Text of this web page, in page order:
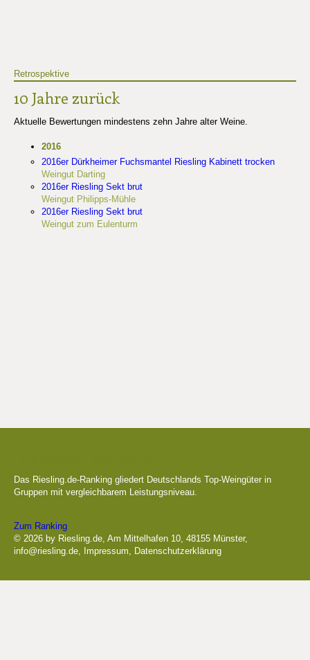
Retrospektive
10 Jahre zurück
Aktuelle Bewertungen mindestens zehn Jahre alter Weine.
2016
2016er Dürkheimer Fuchsmantel Riesling Kabinett trocken
Weingut Darting
2016er Riesling Sekt brut
Weingut Philipps-Mühle
2016er Riesling Sekt brut
Weingut zum Eulenturm
Das Riesling.de-Ranking gliedert Deutschlands Top-Weingüter in
Gruppen mit vergleichbarem Leistungsniveau.
Zum Ranking
© 2026 by Riesling.de, Am Mittelhafen 10, 48155 Münster,
info@riesling.de Impressum Datenschutzerklärung